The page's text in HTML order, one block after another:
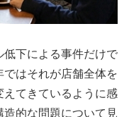
低下による事件だけで
ではそれが店舗全体を
てきているように感
造的な問題について見